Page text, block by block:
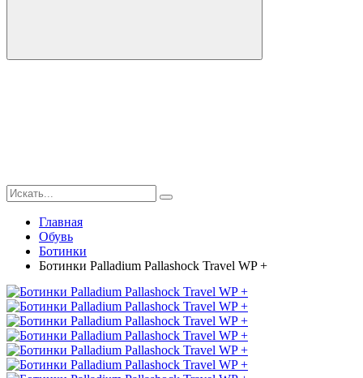
Главная
Обувь
Ботинки
Ботинки Palladium Pallashock Travel WP +